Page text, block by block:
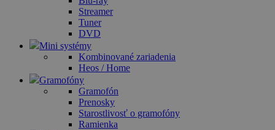
Streamer
Tuner
DVD
Mini systémy
Kombinované zariadenia
Heos / Home
Gramofóny
Gramofón
Prenosky
Starostlivosť o gramofóny
Ramienka